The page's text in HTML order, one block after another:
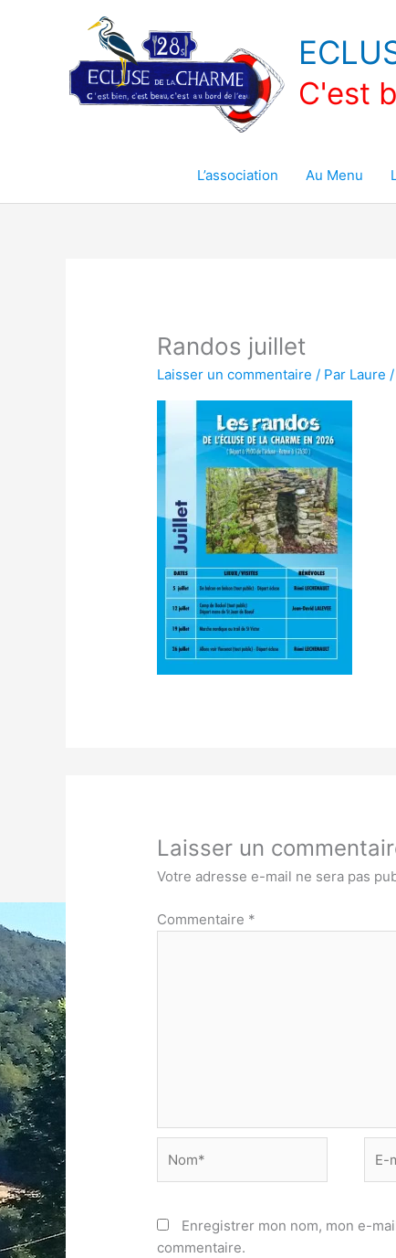
C'est
L’association Au Menu
Randos juillet
Laisser un commentaire / Par Laure/
Laisser un
Votre adresse e-mail ne sera pas
Commentaire *
mail*
Enregistrer mon nom, mon e-
commentaire.